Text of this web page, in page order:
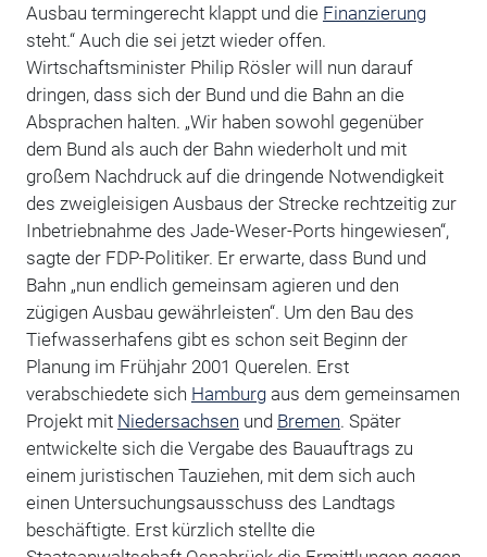
Ausbau termingerecht klappt und die Finanzierung
steht.“ Auch die sei jetzt wieder offen.
Wirtschaftsminister Philip Rösler will nun darauf
dringen, dass sich der Bund und die Bahn an die
Absprachen halten. „Wir haben sowohl gegenüber
dem Bund als auch der Bahn wiederholt und mit
großem Nachdruck auf die dringende Notwendigkeit
des zweigleisigen Ausbaus der Strecke rechtzeitig zur
Inbetriebnahme des Jade-Weser-Ports hingewiesen“,
sagte der FDP-Politiker. Er erwarte, dass Bund und
Bahn „nun endlich gemeinsam agieren und den
zügigen Ausbau gewährleisten“. Um den Bau des
Tiefwasserhafens gibt es schon seit Beginn der
Planung im Frühjahr 2001 Querelen. Erst
verabschiedete sich Hamburgaus dem gemeinsamen
Projekt mit Niedersachsen und Bremen. Später
entwickelte sich die Vergabe des Bauauftrags zu
einem juristischen Tauziehen, mit dem sich auch
einen Untersuchungsausschuss des Landtags
beschäftigte. Erst kürzlich stellte die